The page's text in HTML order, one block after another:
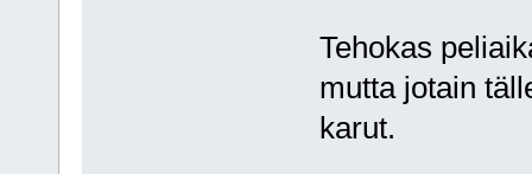
Tehokas
mutta jotain
karut.